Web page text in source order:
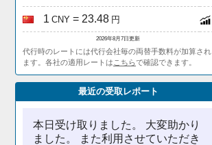
1 CNY = 23.48 円
2026年8月7日更新
代行時のレートには代行会社毎の両替手数料が加算され
ます。各社の適用レートは こちらで確認できます。
最近の受取レポート
本日受け取りました。 大変助かり
ました。 また利用させていただき